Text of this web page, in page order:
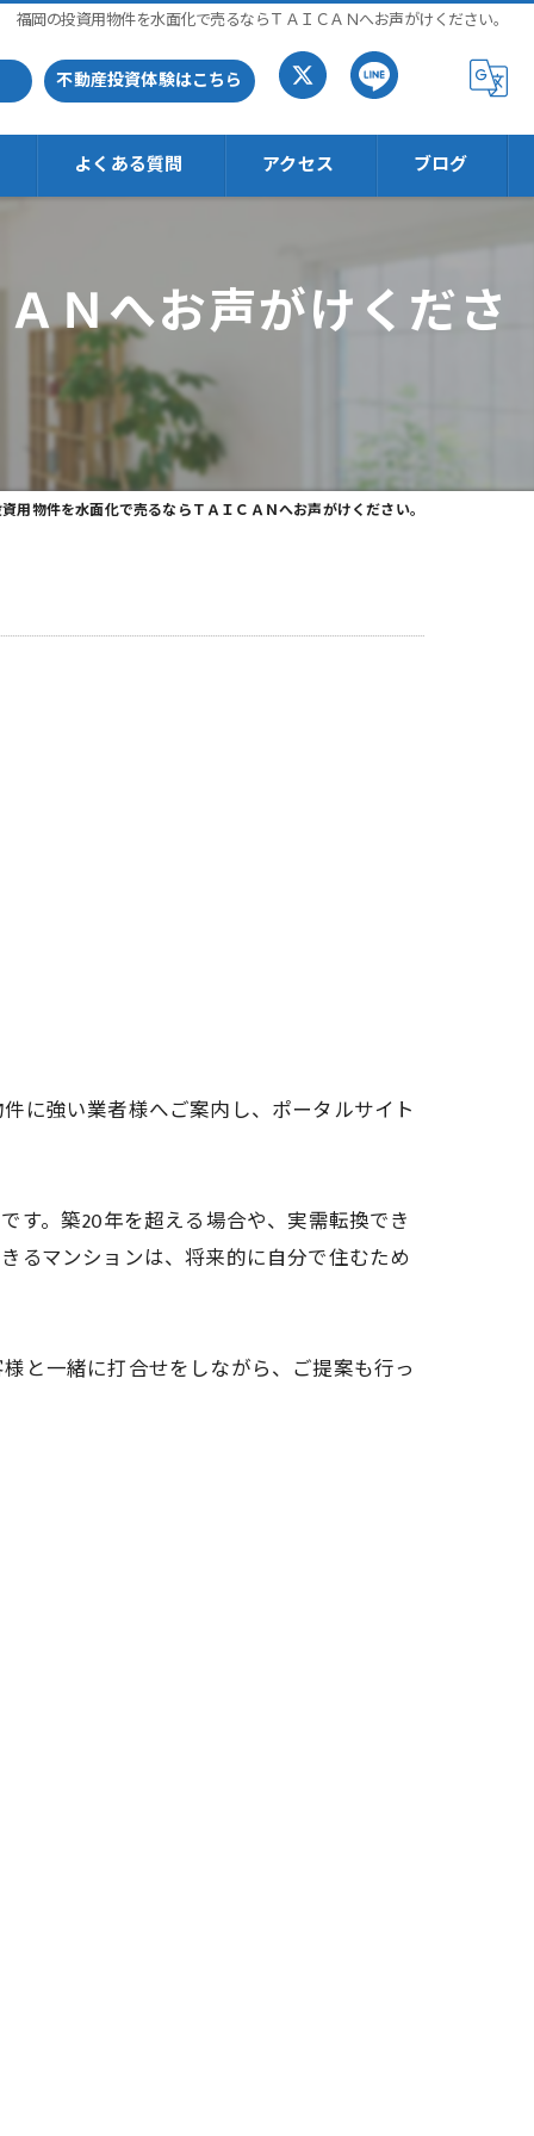
福岡の投資用物件を水面化で売るならＴＡＩＣＡＮへお声がけください。
不動産投資体験はこちら
よくある質問 アクセス ブログ
Ｎへお声がけくださ
用物件を水面化で売るならＴＡＩＣＡＮへお声がけください。
に強い業者様へご案内し、ポータルサイト
す。築20年を超える場合や、実需転換でき
るマンションは、将来的に自分で住むため
と一緒に打合せをしながら、ご提案も行っ